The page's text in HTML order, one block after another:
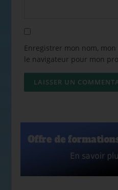
Enregistrer mon nom,
le navigateur pour mon